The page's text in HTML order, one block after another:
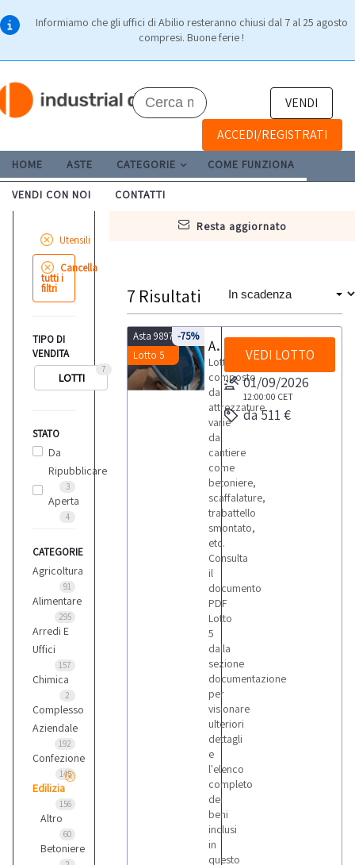
Informiamo che gli uffici di Abilio resteranno chiusi dal 7 al 25 agosto
compresi. Buone ferie !
VENDI
ACCEDI/REGISTRATI
HOME ASTE CATEGORIE COME FUNZIONA
VENDI CON NOI CONTATTI
resta aggiornato
Utensili
Cancella
tutti i
filtri
TIPO DI
VENDITA
7
LOTTI
STATO
Da
Ripubblicare
3
Aperta
4
CATEGORIE
Agricoltura
91
Alimentare
295
Arredi E
Uffici
157
Chimica
2
Complesso
Aziendale
192
Confezione
145
Edilizia
156
Altro
60
Betoniere
7 Risultati
Asta 9897
Lotto 5
-75%
Attrezzatura varia da cantiere
Lotto
composto
da
attrezzature
varie
da
cantiere
come
betoniere,
scaffalature,
trabattello
smontato,
etc.
Consulta
il
documento
PDF
Lotto
5
dalla
sezione
documentazione
per
visionare
ulteriori
dettagli
e
l'elenco
completo
dei
beni
inclusi
in
questo
VEDI LOTTO
01/09/2026
12:00:00 CET
da 511 €